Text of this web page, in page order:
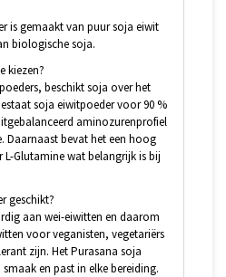
is gemaakt van puur soja eiwit
biologische soja.
kiezen?
beschikt soja over het
soja eiwitpoeder voor 90 %
aminozurenprofiel
Daarnaast bevat het een hoog
Glutamine wat belangrijk is bij
geschikt?
aan wei-eiwitten en daarom
voor veganisten, vegetariërs
zijn. Het Purasana soja
en past in elke bereiding.